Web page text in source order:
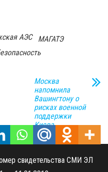
АЭС
МАГАТЭ
Москва
напомнила
Вашингтону о
рисках военной
поддержки
Киева
свидетельства СМИ ЭЛ